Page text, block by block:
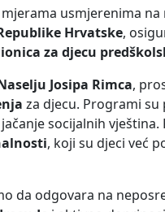
usmjerenima
Hrvatske,
za djecu
Josipa Rimca,
za djecu. Programi
socijalnih
, koji su djeci već
da odgovara na